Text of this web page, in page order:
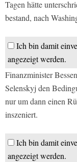
Tagen hätte
bestand, nach
Ich bin damit
angezeigt werden.
Finanzminister
Selenskyj den
nur um dann einen
inszeniert.
Ich bin damit
angezeigt werden.